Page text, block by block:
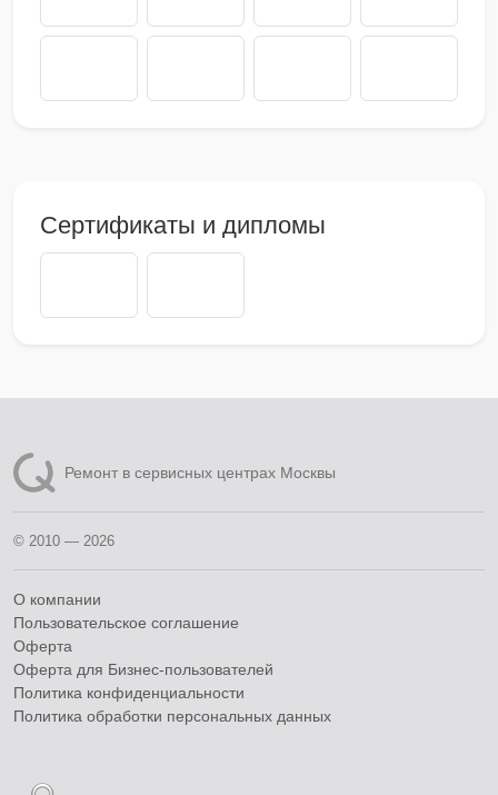
Сертификаты и дипломы
Ремонт в сервисных центрах Москвы
© 2010 — 2026
О компании
Пользовательское соглашение
Оферта
Оферта для Бизнес-пользователей
Политика конфиденциальности
Политика обработки персональных данных